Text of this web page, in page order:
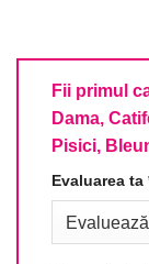
Fii primul
Dama,
Pisici,
Evaluarea ta